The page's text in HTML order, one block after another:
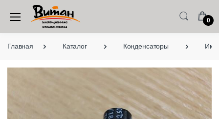
0
Главная Каталог Конденсаторы